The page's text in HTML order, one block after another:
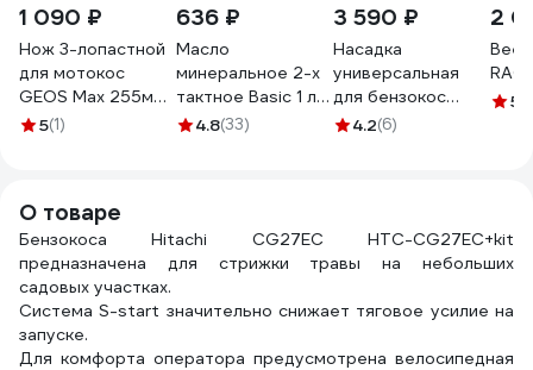
1 090 ₽
Нож 3-лопастной
для мотокос
GEOS Max 255мм,
25.4мм, 212906
5(1)
636 ₽
Масло
минеральное 2-х
тактное Basic 1 л
REDVERG
4.8(33)
3 590 ₽
Насадка
универсальная
для бензокос
AUTOFEED 130 мм
4.2(6)
2
5
О товаре
Бензокоса Hitachi CG27EC HTC-CG27EC+kit
предназначена для стрижки травы на небольших
садовых участках.
Система S-start значительно снижает тяговое усилие на
запуске.
Для комфорта оператора предусмотрена велосипедная